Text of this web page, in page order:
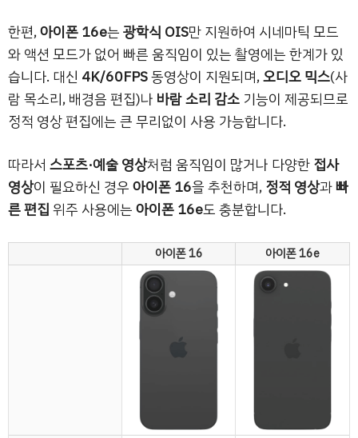
한편,아이폰 16e는광학식 OIS만 지원하여 시네마틱 모드
와 액션 모드가 없어 빠른 움직임이 있는 촬영에는 한계가 있
습니다. 대신 4K/60FPS동영상이 지원되며,오디오 믹스(사
람 목소리, 배경음 편집)나 바람 소리 감소 기능이 제공되므로
정적 영상 편집에는 큰 무리없이 사용 가능합니다.
따라서 스포츠·예술 영상처럼 움직임이 많거나 다양한접사
영상이 필요하신 경우아이폰 16을 추천하며,정적 영상과빠
른 편집위주 사용에는아이폰 16e도 충분합니다.
아이폰 16 아이폰 16e